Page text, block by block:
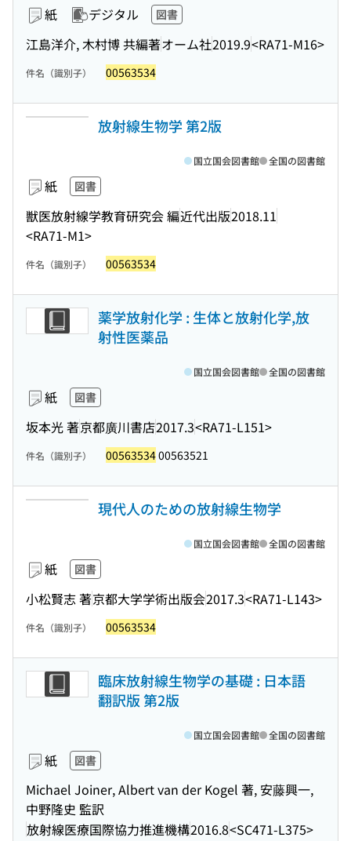
紙 デジタル 図書
江島洋介, 木村博 共編著オーム社2019.9<RA71-M16>
件名（識別子） 00563534
放射線生物学 第2版
紙 図書
獣医放射線学教育研究会 編近代出版2018.11
<RA71-M1>
国立国会図書館 全国の図書館
件名（識別子） 00563534
薬学放射化学 : 生体と放射化学,放
射性医薬品
紙 図書
坂本光 著京都廣川書店2017.3<RA71-L151>
国立国会図書館 全国の図書館
件名（識別子） 0056353400563521
現代人のための放射線生物学
紙 図書
小松賢志 著京都大学学術出版会2017.3<RA71-L143>
国立国会図書館 全国の図書館
件名（識別子） 00563534
臨床放射線生物学の基礎 : 日本語
翻訳版 第2版
紙 図書
Michael Joiner, Albert van der Kogel 著, 安藤興一,
中野隆史 監訳
放射線医療国際協力推進機構2016.8<SC471-L375>
国立国会図書館 全国の図書館